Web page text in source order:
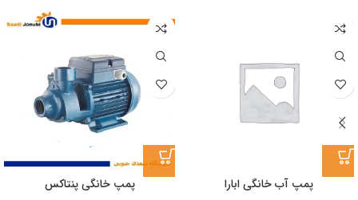
پمپ آب خانگی ابارا
پمپ خانگی پنتاکس